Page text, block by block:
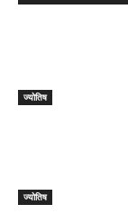
ज्योतिष
ज्योतिष